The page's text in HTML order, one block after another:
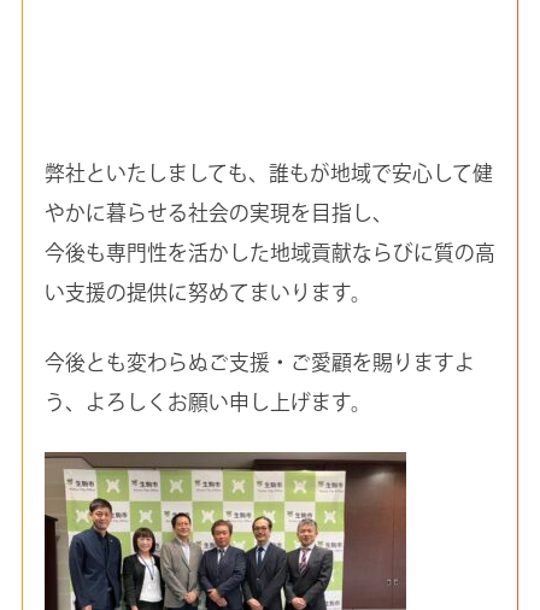
弊社といたしましても、誰もが地域で安心して健
やかに暮らせる社会の実現を目指し、
今後も専門性を活かした地域貢献ならびに質の高
い支援の提供に努めてまいります。
今後とも変わらぬご支援・ご愛顧を賜りますよ
う、よろしくお願い申し上げます。